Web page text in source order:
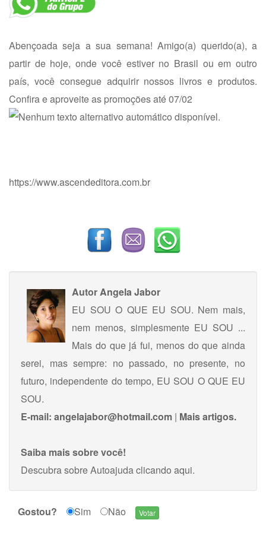
Abençoada seja a sua semana! Amigo(a) querido(a), a
partir de hoje, onde você estiver no Brasil ou em outro
país, você consegue adquirir nossos livros e produtos.
Confira e aproveite as promoções até 07/02
https://www.ascendeditora.com.br
AutorAngela Jabor
EU SOU O QUE EU SOU. Nem mais,
nem menos, simplesmente EU SOU ...
Mais do que já fui, menos do que ainda
serei, mas sempre: no passado, no presente, no
futuro, independente do tempo, EU SOU O QUE EU
SOU.
E-mail: angelajabor@hotmail.com | Mais artigos.
Saiba mais sobre você!
Descubra sobre Autoajudaclicando aqui.
Gostou? Sim Não